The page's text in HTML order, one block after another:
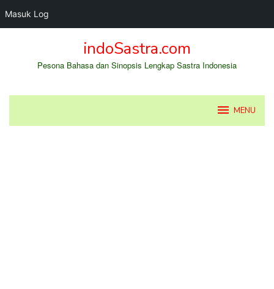
Masuk Log
indoSastra.com
Pesona Bahasa dan Sinopsis Lengkap Sastra Indonesia
MENU